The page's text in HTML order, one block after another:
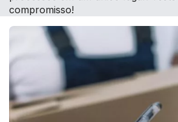
compromisso!